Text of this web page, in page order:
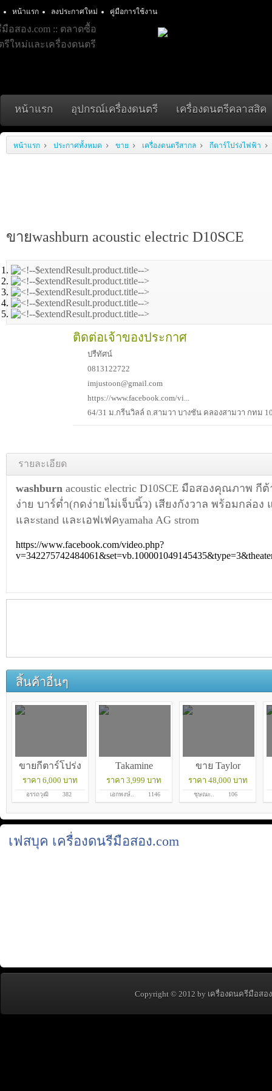
หน้าแรก ลงประกาศใหม่ คู่มือการใช้งาน
หน้าแรก อุปกรณ์เครื่องดนตรี เครื่องดนตรีคลาสสิค
หน้าแรก ประกาศทั้งหมด ขาย เครื่องดนตรีสากล กีตาร์โปร่งไฟฟ้า
ขายwashburn acoustic electric D10SCE
ติดต่อเจ้าของประกาศ
ปรืทัศน์
0813122722
imjustoon@gmail.com
https://www.facebook.com/vi...
64/31 ม.กรีนวิลล์ ถ.สามวา บางชัน คลองสามวา กทม
รายละเอียด
washburn acoustic electric D10SCE มือสองคุณภาพ กี
ง่าย บาร์ต่ำ(กดง่ายไม่เจ็บนิ้ว) เสียงกังวาล พร้อมกล่อง
และstand และเอฟเฟคyamaha AG strom
https://www.facebook.com/video.php?
สิ้นค้าอื่นๆ
ขายกีตาร์โปร่ง
ไฟฟ...
ราคา 6,000 บาท
อรรถวุฒิ 382
Takamine
EG520SC...
ราคา 3,999 บาท
เอกพงษ์.. 1146
ขาย Taylor
322ce...
ราคา 48,000 บาท
ชุษณะ.. 106
เฟสบุค เครื่องดนรีมือสอง.com
Copyright © 2012 by เครื่องดนครีมือสอง